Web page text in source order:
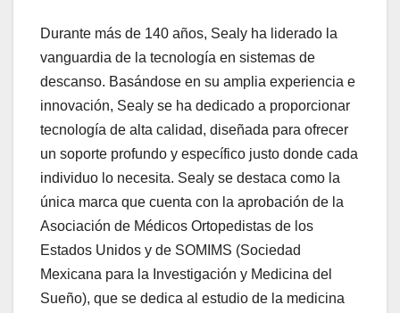
Durante más de 140 años, Sealy ha liderado la
vanguardia de la tecnología en sistemas de
descanso. Basándose en su amplia experiencia e
innovación, Sealy se ha dedicado a proporcionar
tecnología de alta calidad, diseñada para ofrecer
un soporte profundo y específico justo donde cada
individuo lo necesita. Sealy se destaca como la
única marca que cuenta con la aprobación de la
Asociación de Médicos Ortopedistas de los
Estados Unidos y de SOMIMS (Sociedad
Mexicana para la Investigación y Medicina del
Sueño), que se dedica al estudio de la medicina